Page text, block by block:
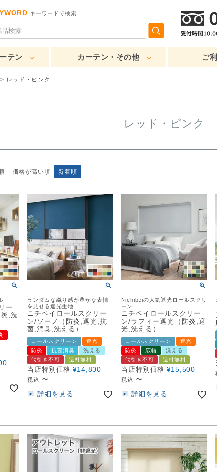
キーワードで検索
テン カーテン・その他 ご
レッド・ピンク
レッド・ピンク
価格が高い順 新着順
ー
,洗
ランダムな織り感が豊かな表情
を見せる遮光生地
ニチベイロールスクリー
ン/ソーノ（防炎,遮光,抗
菌,消臭,洗える）
ロールスクリーン
遮光
防炎
抗菌消臭
洗える
代引き不可
送料無料
当店特別価格 ¥14,800
税込 〜
詳細を見る
Nichibeiの人気遮光ロールスクリ
ーン
ニチベイロールスクリー
ン/ラフィー遮光（防炎,遮
光,洗える）
ロールスクリーン
遮光
防炎
広幅
洗える
代引き不可
送料無料
当店特別価格 ¥15,500
税込 〜
詳細を見る